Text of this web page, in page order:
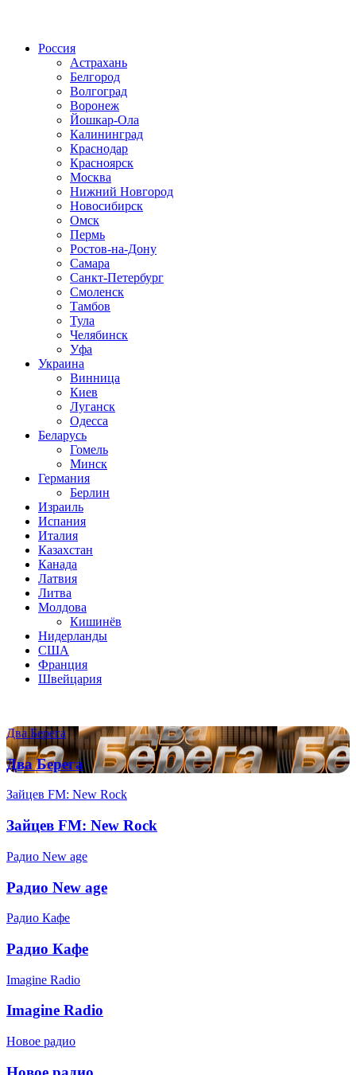
Россия
Астрахань
Белгород
Волгоград
Воронеж
Йошкар-Ола
Калининград
Краснодар
Красноярск
Москва
Нижний Новгород
Новосибирск
Омск
Пермь
Ростов-на-Дону
Самара
Санкт-Петербург
Смоленск
Тамбов
Тула
Челябинск
Уфа
Украина
Винница
Киев
Луганск
Одесса
Беларусь
Гомель
Минск
Германия
Берлин
Израиль
Испания
Италия
Казахстан
Канада
Латвия
Литва
Молдова
Кишинёв
Нидерланды
США
Франция
Швейцария
Два Берега
Два Берега
Зайцев FM: New Rock
Зайцев FM: New Rock
Радио New age
Радио New age
Радио Кафе
Радио Кафе
Imagine Radio
Imagine Radio
Новое радио